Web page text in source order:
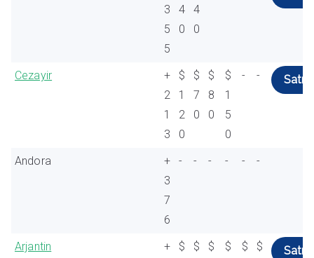
3
5
5
4
0
4
0
Cezayir
+
2
1
3
$
1
2
0
$
7
0
$
8
0
$
1
5
0
- - Satın
Andora
+
3
7
6
- - - - - -
Arjantin
+
$
$
$
$
$
$
Satın